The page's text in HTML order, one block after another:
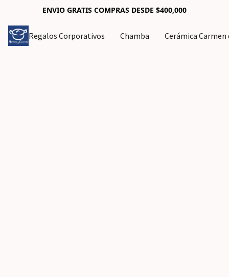
ENVIO GRATIS COMPRAS DESDE $400,000
Regalos Corporativos Chamba Cerámica Carmen